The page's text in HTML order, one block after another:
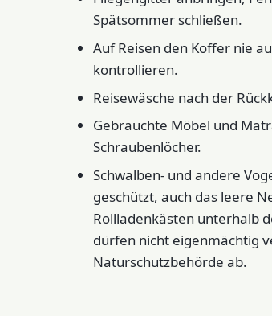
Spätsommer schließen.
Auf Reisen den Koffer nie
kontrollieren.
Reisewäsche nach der
Gebrauchte Möbel und
Schraubenlöcher.
Schwalben- und andere
geschützt, auch das leere
Rollladenkästen unterhalb
dürfen nicht eigenmächtig
Naturschutzbehörde ab.